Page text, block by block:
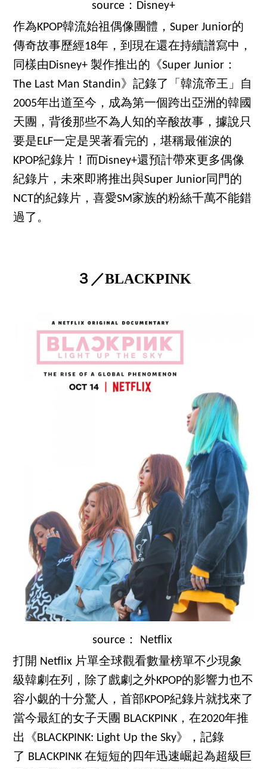
source：Disney+
作為KPOP韓流始祖偶像團體，Super Junior的
傳奇故事歷經18年，到現在還在持續譜寫中，
同樣由Disney+ 製作推出的《Super Junior：
The Last Man Standin》記錄了「韓流帝王」自
2005年出道至今，成為第一個跨出亞洲的韓國
天團，背後那些不為人知的辛酸故事，據說只
要是ELF一定是哭著看完的，堪稱最催淚的
KPOP紀錄片！而Disney+還預計帶來更多偶像
紀錄片，未來即將推出與Super Junior同門的
NCT的紀錄片，喜愛SM家族的粉絲千萬不能錯
過了。
３／BLACKPINK
source： Netflix
打開 Netflix 片單全球觀看數量榜單不少現象
級韓劇在列，除了戲劇之外KPOP的影響力也不
容小覷的十分驚人，首部KPOP紀錄片就找來了
當今最紅的女子天團 BLACKPINK，在2020年推
出《BLACKPINK: Light Up the Sky》，記錄
了 BLACKPINK 在短短的四年迅速崛起為超級巨